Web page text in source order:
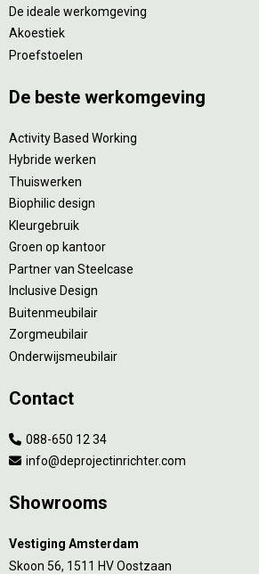
De ideale werkomgeving
Akoestiek
Proefstoelen
De beste werkomgeving
Activity Based Working
Hybride werken
Thuiswerken
Biophilic design
Kleurgebruik
Groen op kantoor
Partner van Steelcase
Inclusive Design
Buitenmeubilair
Zorgmeubilair
Onderwijsmeubilair
Contact
088-650 12 34
info@deprojectinrichter.com
Showrooms
Vestiging Amsterdam
Skoon 56, 1511 HV Oostzaan